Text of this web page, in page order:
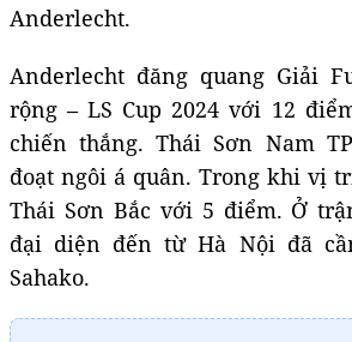
Anderlecht.
Anderlecht đăng quang Giải
rộng – LS Cup 2024 với 12
chiến thắng. Thái Sơn Nam
đoạt ngôi á quân. Trong khi vị
Thái Sơn Bắc với 5 điểm. Ở
đại diện đến từ Hà Nội đã
Sahako.